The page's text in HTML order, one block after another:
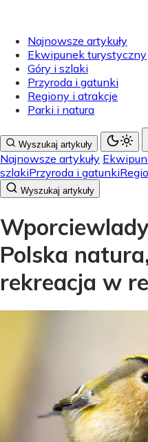
Najnowsze artykuły
Ekwipunek turystyczny
Góry i szlaki
Przyroda i gatunki
Regiony i atrakcje
Parki i natura
Wyszukaj artykuły
Najnowsze artykuły
szlakiPrzyroda i gatunki
Wyszukaj artykuły
Polska
rekreacja w